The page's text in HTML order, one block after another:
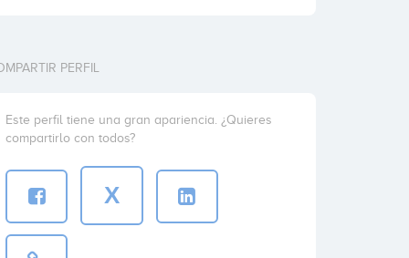
PERFIL
Este perfil tiene una gran apariencia. ¿Quieres
compartirlo con todos?
X